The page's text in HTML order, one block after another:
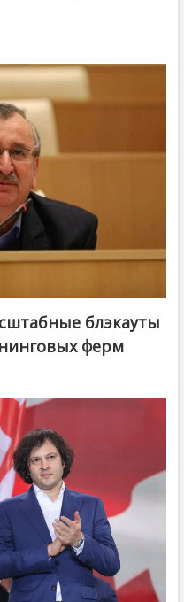
блэкауты
ферм